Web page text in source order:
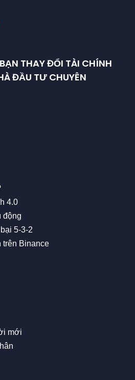
THAY ĐỔI TÀI CHÍNH
ĐẦU TƯ CHUYÊN
4.0
động
5-3-2
trên Binance
mới